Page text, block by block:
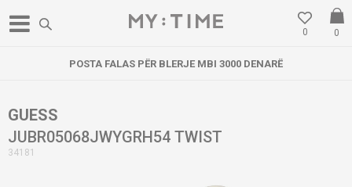
0
0
POSTA FALAS PËR BLERJE MBI 3000 DENARË
GUESS
JUBR05068JWYGRH54 TWIST
34181